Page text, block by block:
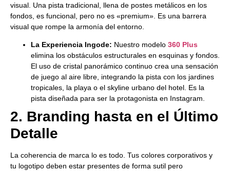
visual. Una pista tradicional, llena de postes metálicos en los
fondos, es funcional, pero no es «premium». Es una barrera
visual que rompe la armonía del entorno.
La Experiencia Ingode: Nuestro modelo 360 Plus
elimina los obstáculos estructurales en esquinas y fondos.
El uso de cristal panorámico continuo crea una sensación
de juego al aire libre, integrando la pista con los jardines
tropicales, la playa o el skyline urbano del hotel. Es la
pista diseñada para ser la protagonista en Instagram.
2. Branding hasta en el Último
Detalle
La coherencia de marca lo es todo. Tus colores corporativos y
tu logotipo deben estar presentes de forma sutil pero